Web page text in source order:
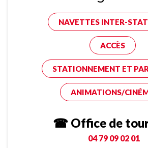
NAVETTES INTER-
ACCÈS
STATIONNEMENT ET
ANIMATIONS/
☎ Office de
04 79 09 02 01